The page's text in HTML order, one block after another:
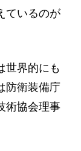
ているのが
世界的にも
防衛装備庁
術協会理事